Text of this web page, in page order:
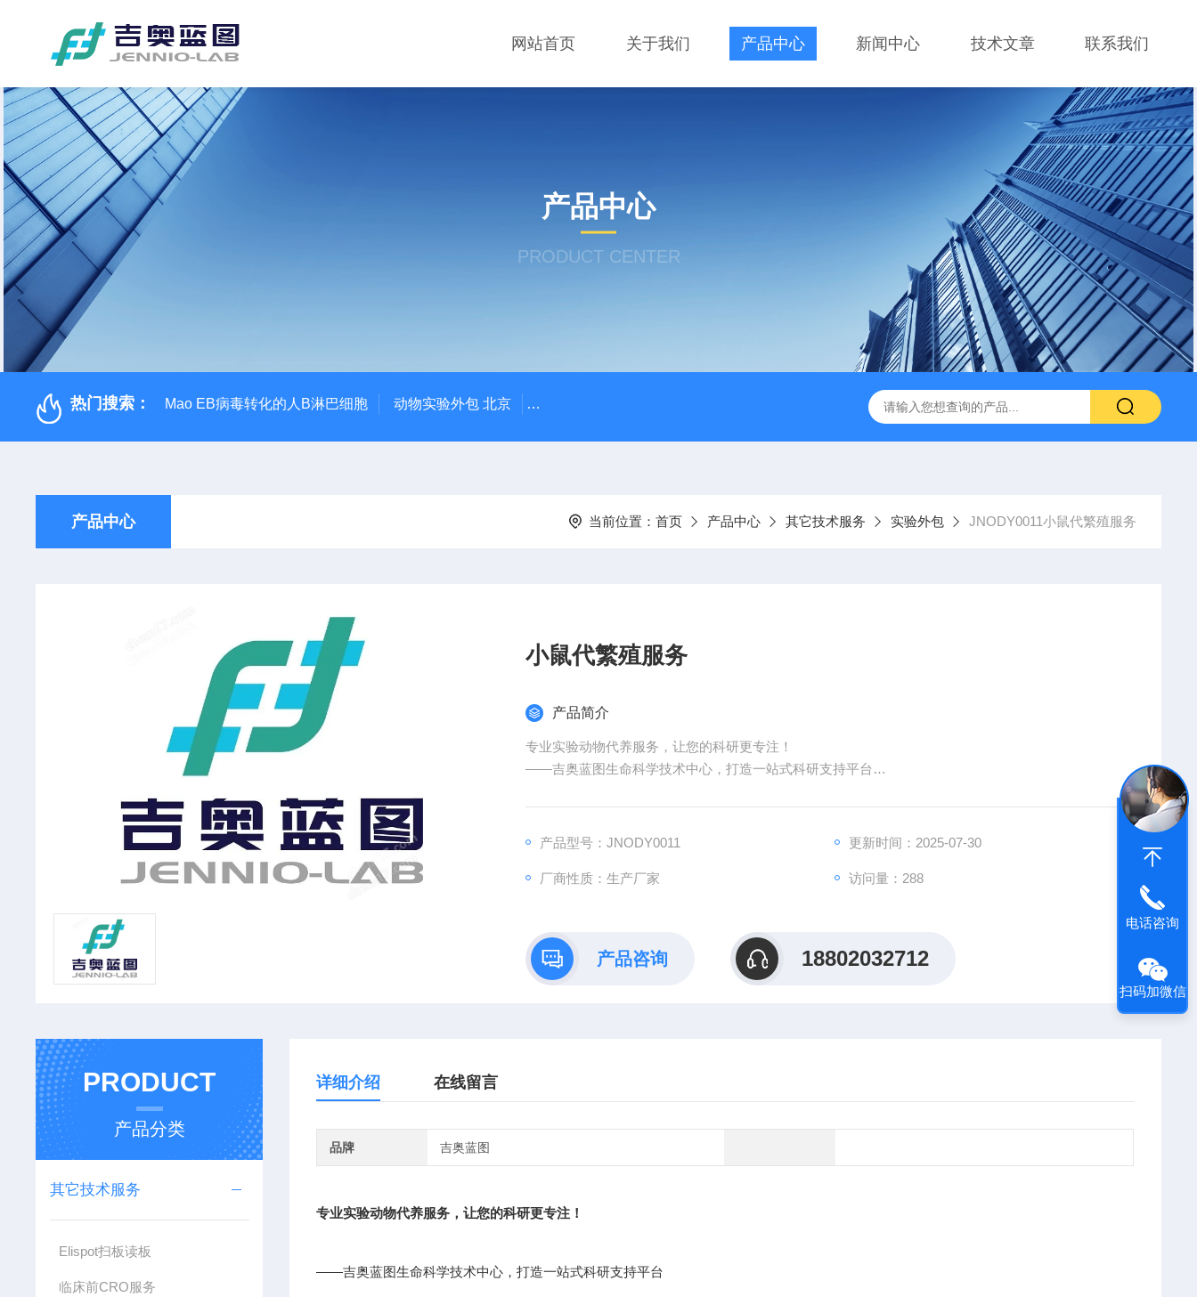
网站首页 关于我们 产品中心 新闻中心 技术文章 联系我们
产品中心
PRODUCT CENTER
热门搜索： Mao EB病毒转化的人B淋巴细胞 动物实验外包 北京 人源肿瘤细胞异种移植（CDX）小鼠模型 人源肿瘤组织异种移植（PDX）小鼠模型 流式实验外包
产品中心 当前位置： 首页 产品中心 其它技术服务 实验外包 JNODY0011小鼠代繁殖服务
小鼠代繁殖服务
产品简介
专业实验动物代养服务，让您的科研更专注！
——吉奥蓝图生命科学技术中心，打造一站式科研支持平台
是否担心实验动物的标准化饲养影响数据准确性？
选择代养服务，让我们解决一切后顾之忧，助您专注核心研究！
产品型号：JNODY0011 更新时间：2025-07-30
厂商性质：生产厂家 访问量：288
产品咨询 18802032712
PRODUCT
产品分类
其它技术服务
Elispot扫板读板
临床前CRO服务
详细介绍 在线留言
品牌 吉奥蓝图
专业实验动物代养服务，让您的科研更专注！
——吉奥蓝图生命科学技术中心，打造一站式科研支持平台
电话咨询
扫码加微信